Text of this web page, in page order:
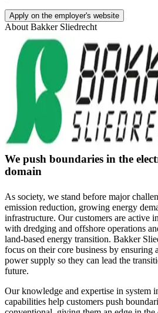
Apply on the employer's website
About Bakker Sliedrecht
We push boundaries in the
domain
As society, we stand before major
emission reduction, growing energy
infrastructure. Our customers are active
with dredging and offshore operations
land-based energy transition. Bakker
focus on their core business by ensuring
power supply so they can lead the
future.
Our knowledge and expertise in system
capabilities help customers push